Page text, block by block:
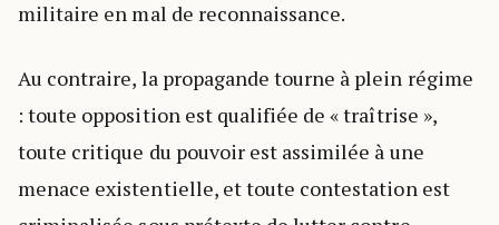
militaire en mal de reconnaissance.
Au contraire, la propagande tourne à plein régime
: toute opposition est qualifiée de « traîtrise »,
toute critique du pouvoir est assimilée à une
menace existentielle, et toute contestation est